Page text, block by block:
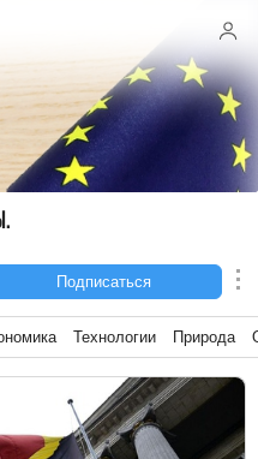
Подписаться
Технологии Природа